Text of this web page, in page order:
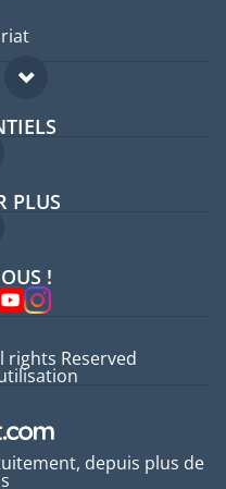
PLUS
!
depuis plus de
rights Reserved